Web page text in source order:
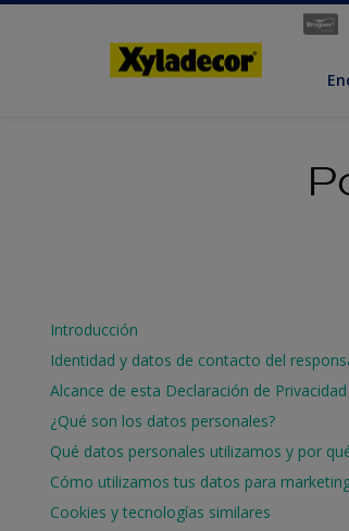
Introducción
Identidad y datos de contacto del
Alcance de esta Declaración de Privacidad
¿Qué son los datos personales?
Qué datos personales utilizamos y por
Cómo utilizamos tus datos para
Cookies y tecnologías similares